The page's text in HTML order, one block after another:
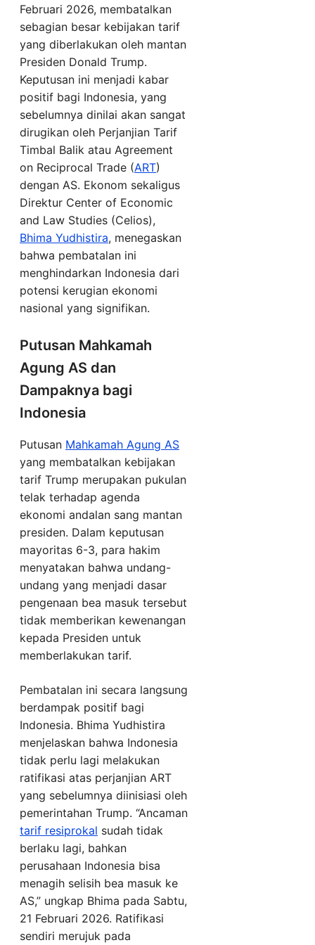
Februari 2026, membatalkan
sebagian besar kebijakan tarif
yang diberlakukan oleh mantan
Presiden Donald Trump.
Keputusan ini menjadi kabar
positif bagi Indonesia, yang
sebelumnya dinilai akan sangat
dirugikan oleh Perjanjian Tarif
Timbal Balik atau Agreement
on Reciprocal Trade (ART)
dengan AS. Ekonom sekaligus
Direktur Center of Economic
and Law Studies (Celios),
Bhima Yudhistira, menegaskan
bahwa pembatalan ini
menghindarkan Indonesia dari
potensi kerugian ekonomi
nasional yang signifikan.
Putusan Mahkamah
Agung AS dan
Dampaknya bagi
Indonesia
Putusan Mahkamah Agung AS
yang membatalkan kebijakan
tarif Trump merupakan pukulan
telak terhadap agenda
ekonomi andalan sang mantan
presiden. Dalam keputusan
mayoritas 6-3, para hakim
menyatakan bahwa undang-
undang yang menjadi dasar
pengenaan bea masuk tersebut
tidak memberikan kewenangan
kepada Presiden untuk
memberlakukan tarif.
Pembatalan ini secara langsung
berdampak positif bagi
Indonesia. Bhima Yudhistira
menjelaskan bahwa Indonesia
tidak perlu lagi melakukan
ratifikasi atas perjanjian ART
yang sebelumnya diinisiasi oleh
pemerintahan Trump. “Ancaman
tarif resiprokal sudah tidak
berlaku lagi, bahkan
perusahaan Indonesia bisa
menagih selisih bea masuk ke
AS,” ungkap Bhima pada Sabtu,
21 Februari 2026. Ratifikasi
sendiri merujuk pada